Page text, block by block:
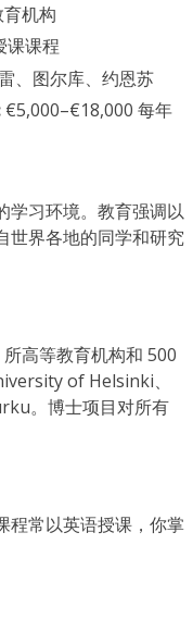
机构
课课程
、图尔库、约恩苏
€5,000–€18,000 每年
学习环境。教育强调以
世界各地的同学和研究
高等教育机构和 500
of Helsinki、
。博士项目对所有
程常以英语授课，你掌